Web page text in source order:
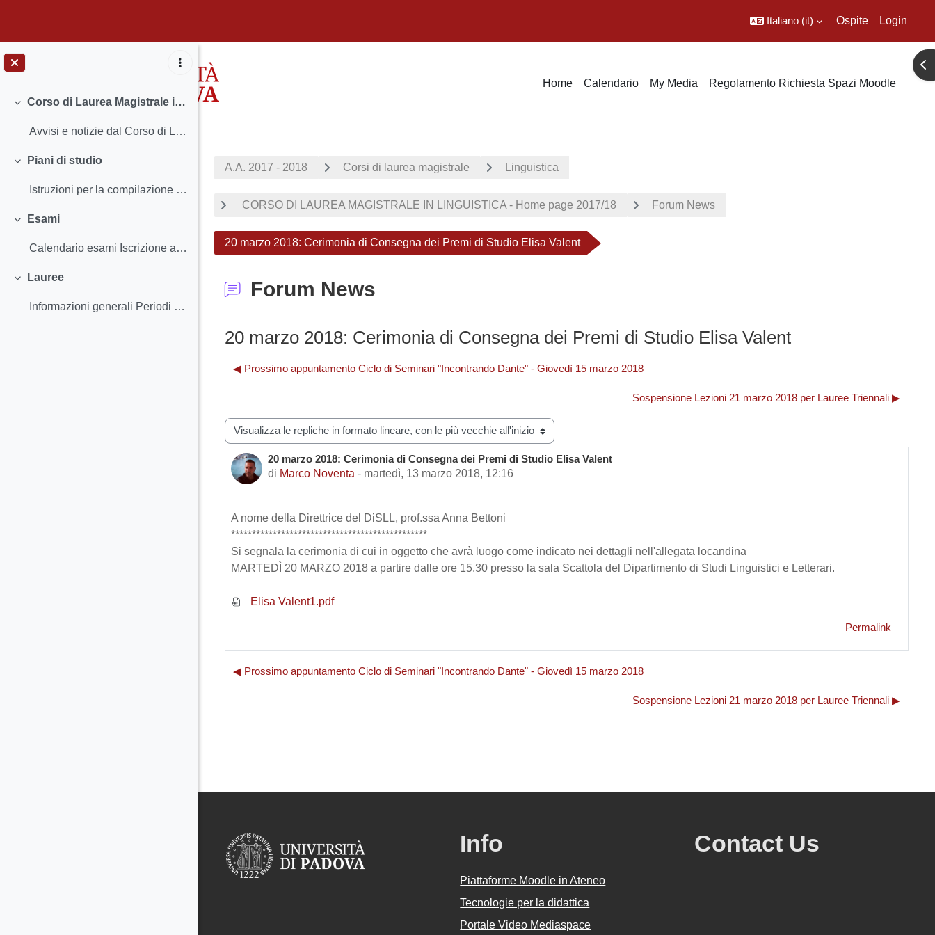
Italiano ‎(it)‎ Ospite Login
Home Calendario My Media Regolamento Richiesta Spazi Moodle
Minimizza
Corso di Laurea Magistrale in Linguistica
Avvisi e notizie dal Corso di Laurea Insegnamenti...
Minimizza
Piani di studio
Istruzioni per la compilazione e scadenze Classi ...
Minimizza
Esami
Calendario esami Iscrizione agli esami e Registra...
Minimizza
Lauree
Informazioni generali Periodi e scadenze - Calend...
A.A. 2017 - 2018 Corsi di laurea magistrale Linguistica
CORSO DI LAUREA MAGISTRALE IN LINGUISTICA - Home page 2017/18 Forum News
20 marzo 2018: Cerimonia di Consegna dei Premi di Studio Elisa Valent
Forum News
20 marzo 2018: Cerimonia di Consegna dei Premi di Studio Elisa Valent
◀︎ Prossimo appuntamento Ciclo di Seminari "Incontrando Dante" - Giovedì 15 marzo 2018
Sospensione Lezioni 21 marzo 2018 per Lauree Triennali ▶︎
Modalità visualizzazione
20 marzo 2018: Cerimonia di Consegna dei Premi di Studio Elisa Valent
di Marco Noventa - martedì, 13 marzo 2018, 12:16
Numero di risposte: 0
A nome della Direttrice del DiSLL, prof.ssa Anna Bettoni
***********************************************
Si segnala la cerimonia di cui in oggetto che avrà luogo come indicato nei dettagli nell'allegata locandina
MARTEDÌ 20 MARZO 2018 a partire dalle ore 15.30 presso la sala Scattola del Dipartimento di Studi Linguistici e Letterari.
Elisa Valent1.pdf
Permalink
◀︎ Prossimo appuntamento Ciclo di Seminari "Incontrando Dante" - Giovedì 15 marzo 2018
Sospensione Lezioni 21 marzo 2018 per Lauree Triennali ▶︎
Info
Piattaforme Moodle in Ateneo
Tecnologie per la didattica
Portale Video Mediaspace
Contact Us